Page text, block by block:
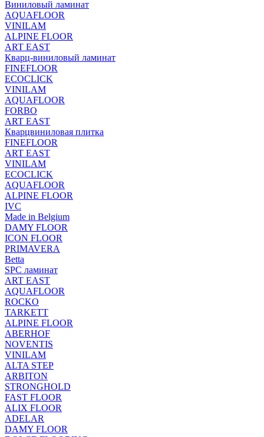
Виниловый ламинат
AQUAFLOOR
VINILAM
ALPINE FLOOR
ART EAST
Кварц-виниловый ламинат
FINEFLOOR
ECOCLICK
VINILAM
AQUAFLOOR
FORBO
ART EAST
Кварцвиниловая плитка
FINEFLOOR
ART EAST
VINILAM
ECOCLICK
AQUAFLOOR
ALPINE FLOOR
IVC
Made in Belgium
DAMY FLOOR
ICON FLOOR
PRIMAVERA
Betta
SPC ламинат
ART EAST
AQUAFLOOR
ROCKO
TARKETT
ALPINE FLOOR
ABERHOF
NOVENTIS
VINILAM
ALTA STEP
ARBITON
STRONGHOLD
FAST FLOOR
ALIX FLOOR
ADELAR
DAMY FLOOR